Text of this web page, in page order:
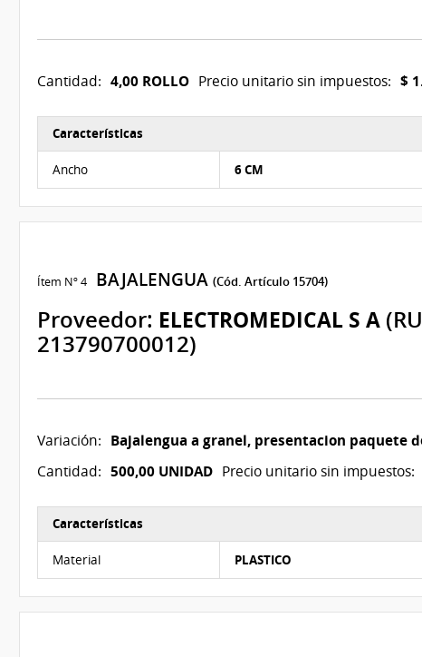
Cantidad: 4,00 ROLLO Precio unitario sin impuestos: $
Características
Ancho 6 CM
Ítem Nº 4BAJALENGUA (Cód. Artículo 15704)
Proveedor: ELECTROMEDICAL S A
213790700012)
Variación: Bajalengua a granel, presentacion paquete
Cantidad: 500,00 UNIDAD Precio unitario sin impuestos:
Características
Material PLASTICO